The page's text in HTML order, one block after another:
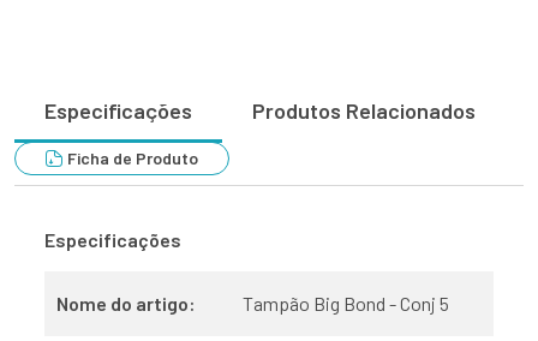
Especificações Produtos Relacionados
Ficha de Produto
Especificações
Nome do artigo: Tampão Big Bond - Conj 5